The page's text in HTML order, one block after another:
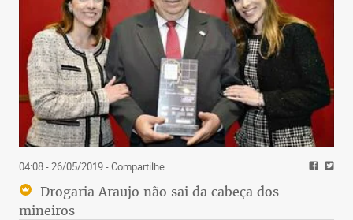
04:08 - 26/05/2019- Compartilhe
Drogaria Araujo não sai da cabeça dos
mineiros